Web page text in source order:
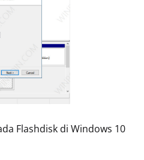
Flashdisk di Windows 10